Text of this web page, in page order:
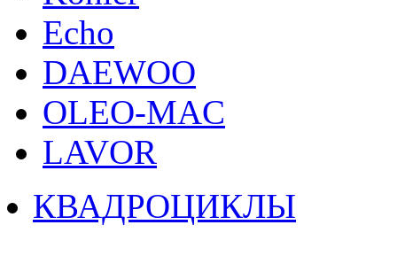
Echo
DAEWOO
OLEO-MAC
LAVOR
КВАДРОЦИКЛЫ